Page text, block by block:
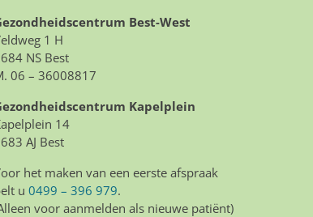
Best-West
1 H
NS Best
06 – 36008817
Kapelplein
14
AJ Best
het maken van een eerste afspraak
u 0499 – 396 979.
voor aanmelden als nieuwe patiënt)